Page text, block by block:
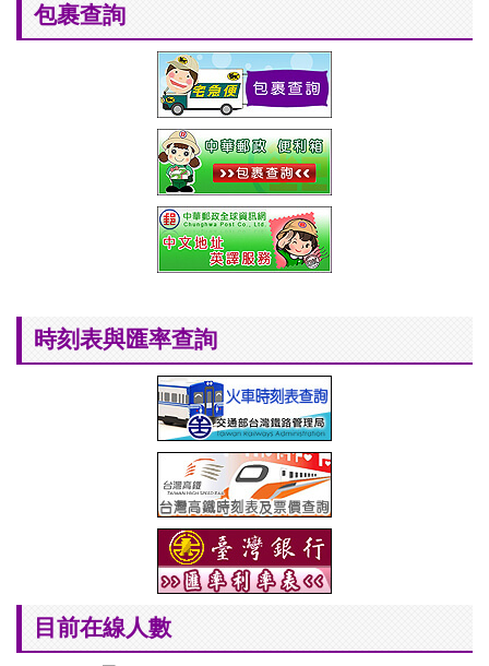
包裹查詢
時刻表與匯率查詢
目前在線人數